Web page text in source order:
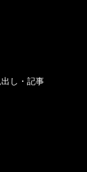
し・記事